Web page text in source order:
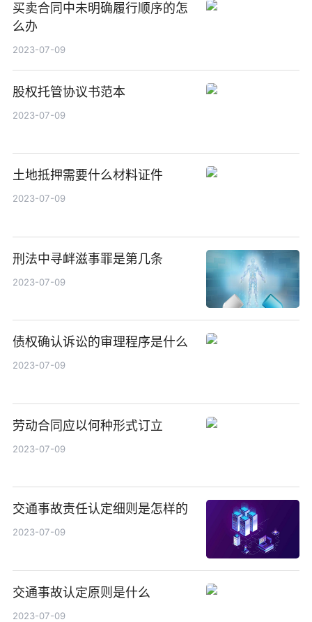
买卖合同中未明确履行顺序的怎
么办
2023-07-09
股权托管协议书范本
2023-07-09
土地抵押需要什么材料证件
2023-07-09
刑法中寻衅滋事罪是第几条
2023-07-09
债权确认诉讼的审理程序是什么
2023-07-09
劳动合同应以何种形式订立
2023-07-09
交通事故责任认定细则是怎样的
2023-07-09
交通事故认定原则是什么
2023-07-09